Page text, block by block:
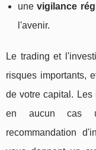
unevigilance
l'avenir.
Le trading et
risques importants,
de votre capital. Les
en aucun cas
recommandation